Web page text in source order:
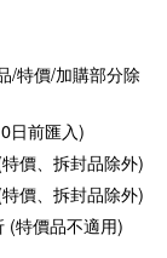
/特價/加購部分除
日前匯入)
價、拆封品除外)
價、拆封品除外)
(特價品不適用)